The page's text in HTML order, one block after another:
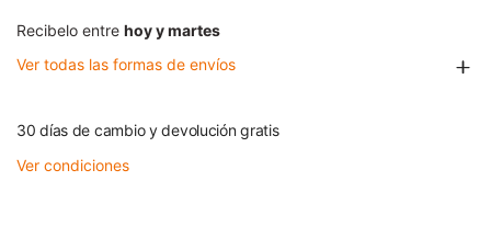
Recibelo entre hoy y martes
Ver todas las formas de envíos
30 días de cambio y devolución gratis
Ver condiciones